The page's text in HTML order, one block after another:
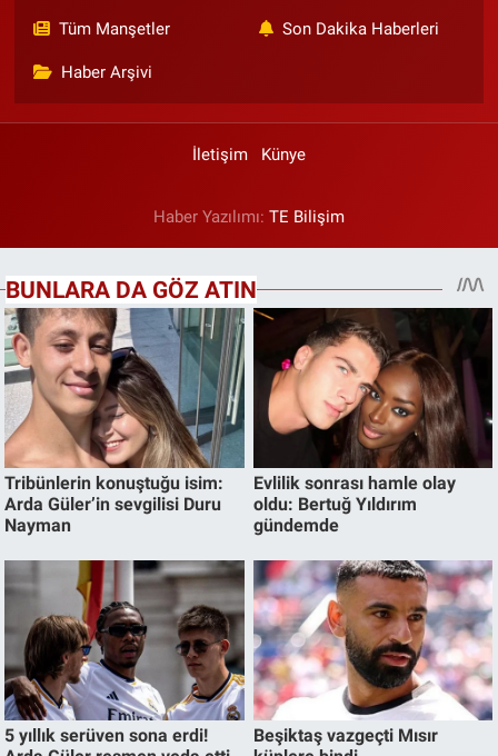
Tüm Manşetler Son Dakika Haberleri
Haber Arşivi
İletişim Künye
Haber Yazılımı: TE Bilişim